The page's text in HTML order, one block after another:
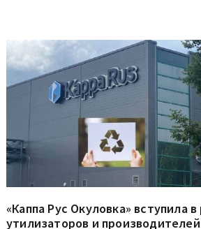
«Каппа Рус Окуловка» вступила
утилизаторов и